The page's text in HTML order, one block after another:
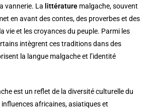
vannerie. La littérature malgache, souvent
en avant des contes, des proverbes et des
vie et les croyances du peuple. Parmi les
intègrent ces traditions dans des
la langue malgache et l’identité
est un reflet de la diversité culturelle du
africaines, asiatiques et